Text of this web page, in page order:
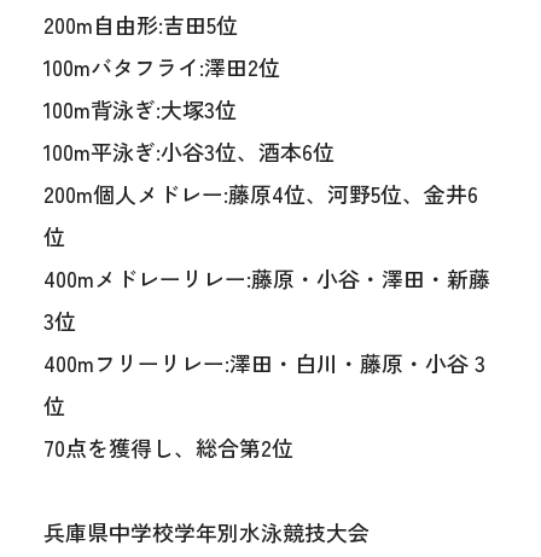
200m自由形:吉田5位
100mバタフライ:澤田2位
100m背泳ぎ:大塚3位
100m平泳ぎ:小谷3位、酒本6位
200m個人メドレー:藤原4位、河野5位、金井6
位
400mメドレーリレー:藤原・小谷・澤田・新藤
3位
400mフリーリレー:澤田・白川・藤原・小谷 3
位
70点を獲得し、総合第2位
兵庫県中学校学年別水泳競技大会